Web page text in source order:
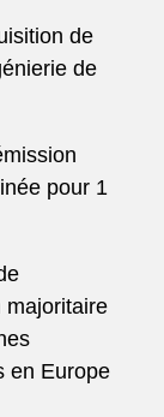
de
de
pour 1
majoritaire
en Europe